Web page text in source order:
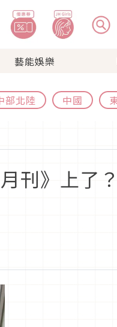
藝能娛樂
部北陸 中國
刊》上了